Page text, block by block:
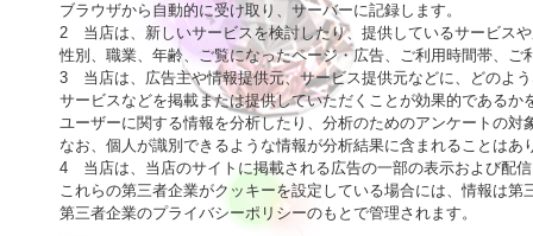
ブラウザから自動的に受け取り、サーバーに記録します。
2　当店は、新しいサービスを検討したり、提供しているサービス
性別、職業、年齢、ご覧になったページ・広告、ご利用時間帯、
3　当店は、広告主や情報提供元、サービス提供元などに、どのよ
サービスなどを掲載または提供していただくことが効果的であるか
ユーザーに関する情報を分析したり、分析のためのアンケートの対
なお、個人が識別できるような情報が分析結果に含まれることはあ
4　当店は、当店のサイトに掲載される広告の一部の表示および配
これらの第三者企業がクッキーを設定している場合には、情報は第
第三者企業のプライバシーポリシーのもとで管理されます。